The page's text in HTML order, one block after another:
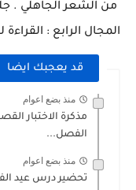
من الشعر الجاهلي .
المجال الرابع :
قد يعجبك ايضا
منذ بضع اعوام
مذكرة الاختبار
الفصل...
منذ بضع اعوام
تحضير درس عيد